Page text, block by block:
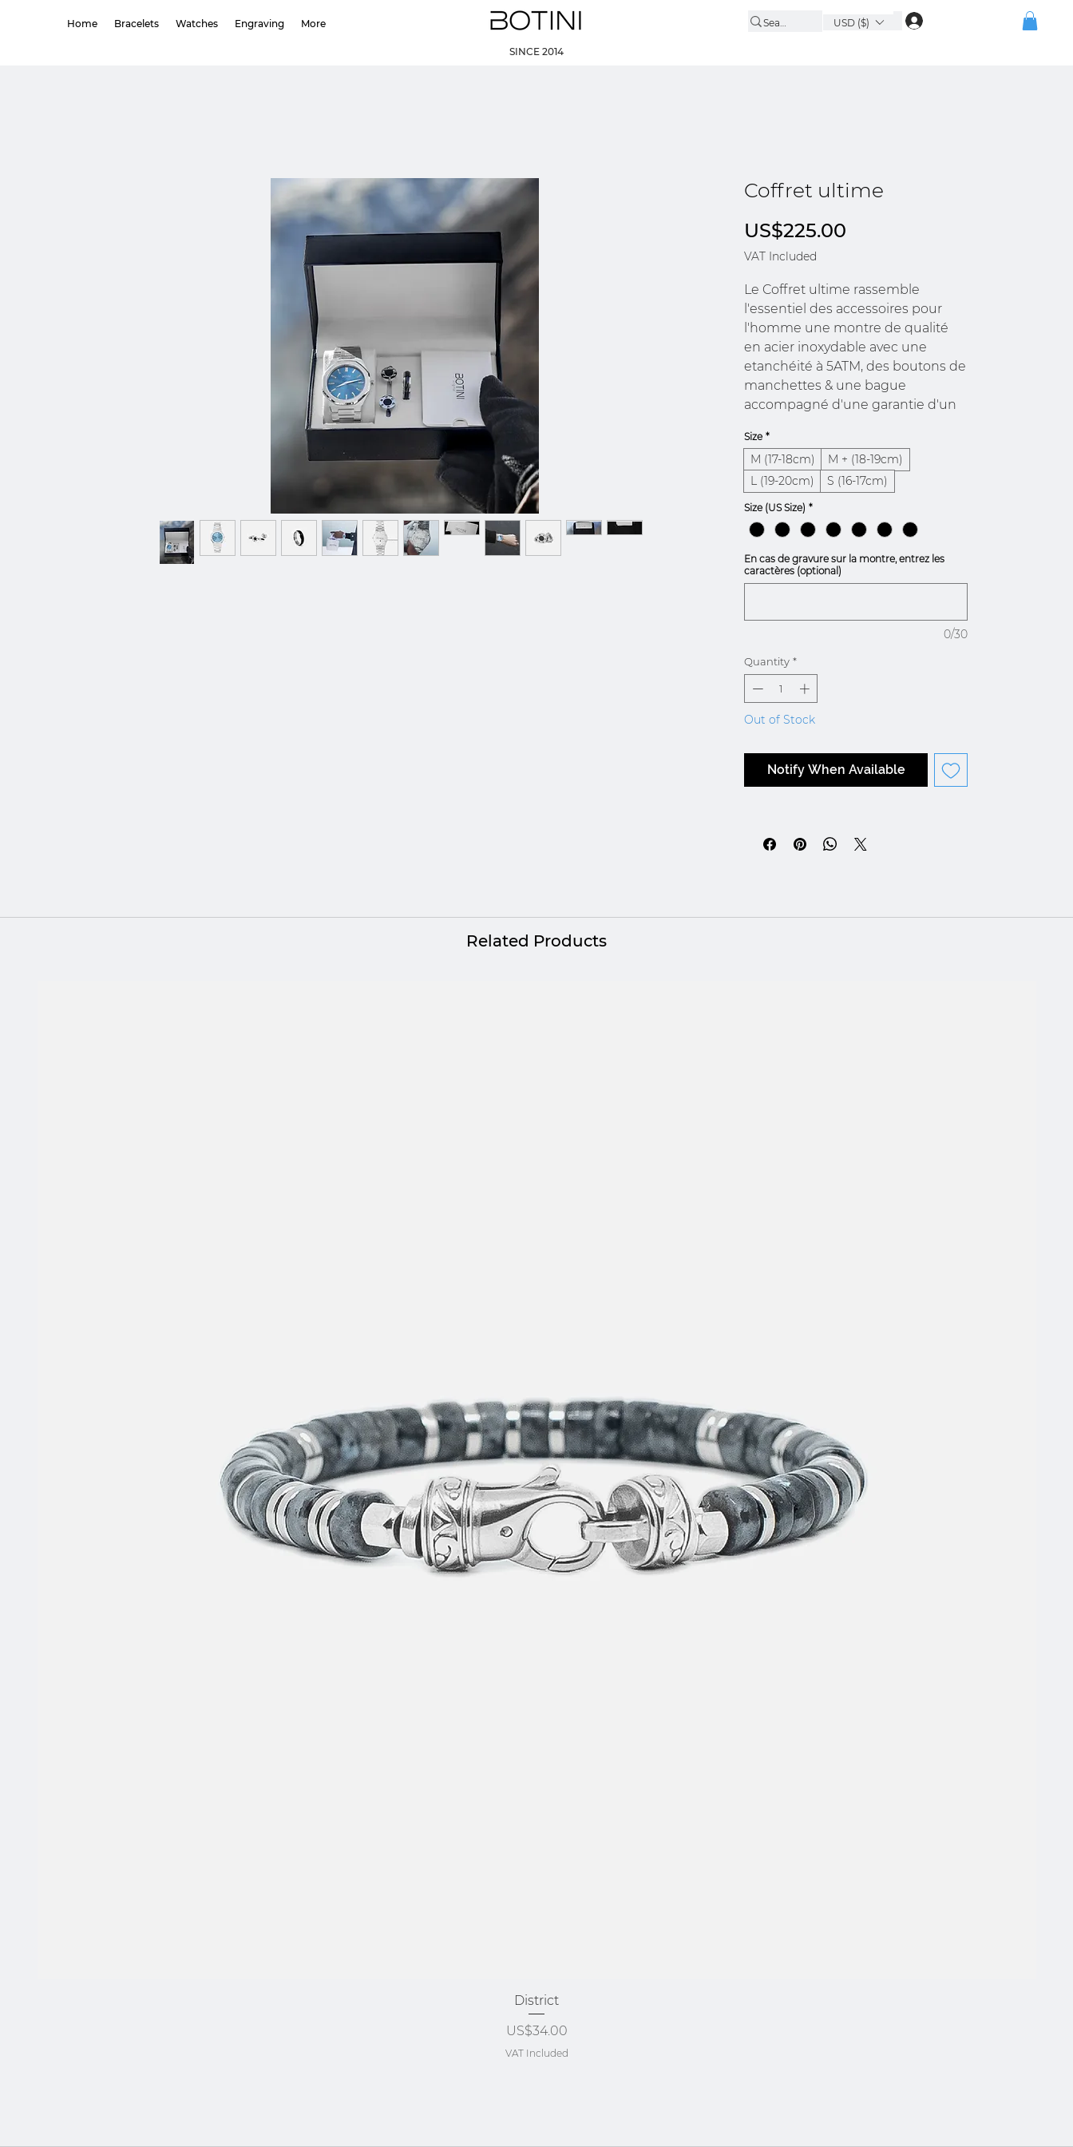
Home Bracelets Watches Engraving More USD ($)
SINCE 2014
Coffret ultime
US$225.00
VAT Included
Le Coffret ultime rassemble
l'essentiel des accessoires pour
l'homme une montre de qualité
en acier inoxydable avec une
etanchéité à 5ATM, des boutons de
manchettes & une bague
accompagné d'une garantie d'un
Size *
M (17-18cm)
M + (18-19cm)
L (19-20cm)
S (16-17cm)
Size (US Size) *
En cas de gravure sur la montre, entrez les
caractères (optional)
0/30
Quantity *
Out of Stock
Notify When Available
Related Products
Quick View
District
Price
US$34.00
VAT Included